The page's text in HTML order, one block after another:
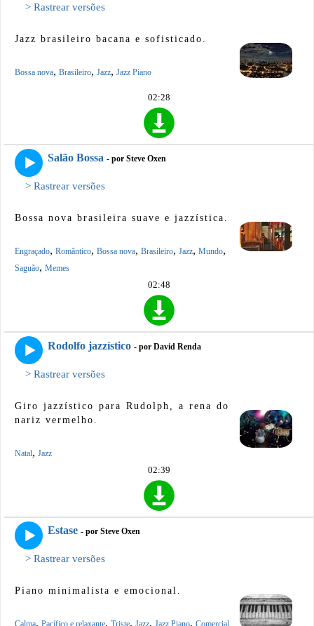
> Rastrear versões
Jazz brasileiro bacana e sofisticado.
Bossa nova, Brasileiro, Jazz, Jazz Piano
02:28
Salão Bossa - por Steve Oxen
> Rastrear versões
Bossa nova brasileira suave e jazzística.
Engraçado, Romântico, Bossa nova, Brasileiro, Jazz, Mundo,
Saguão, Memes
02:48
Rodolfo jazzístico - por David Renda
> Rastrear versões
Giro jazzístico para Rudolph, a rena do
nariz vermelho.
Natal, Jazz
02:39
Estase - por Steve Oxen
> Rastrear versões
Piano minimalista e emocional.
Calma, Pacífico e relaxante, Triste, Jazz, Jazz Piano, Comercial